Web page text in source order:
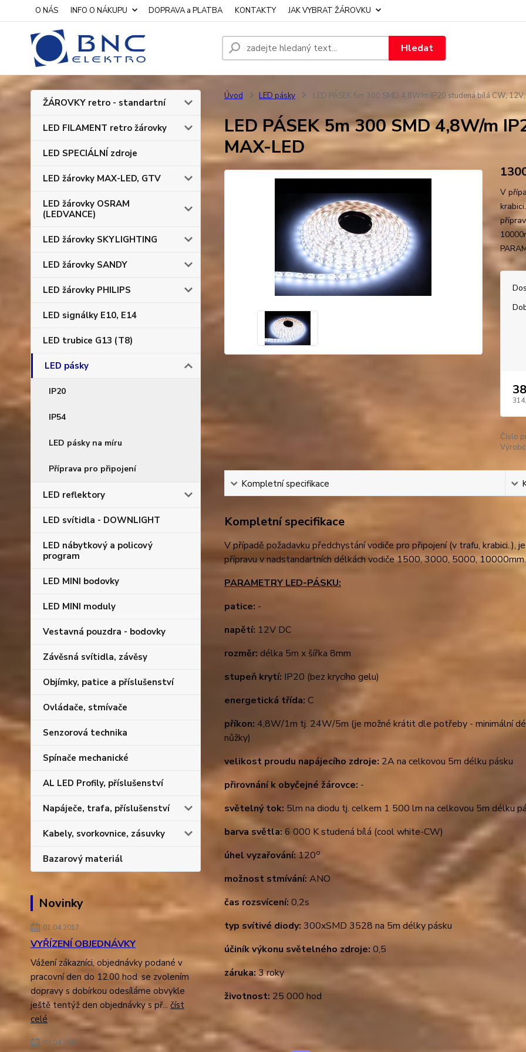
O NÁS INFO O NÁKUPU DOPRAVA a PLATBA KONTAKTY JAK VYBRAT ŽÁROVKU
Hledat
ŽÁROVKY retro - standartní
LED FILAMENT retro žárovky
LED SPECIÁLNÍ zdroje
LED žárovky MAX-LED, GTV
LED žárovky OSRAM
(LEDVANCE)
LED žárovky SKYLIGHTING
LED žárovky SANDY
LED žárovky PHILIPS
LED signálky E10, E14
LED trubice G13 (T8)
LED pásky
IP20
IP54
LED pásky na míru
Příprava pro připojení
LED reflektory
LED svítidla - DOWNLIGHT
LED nábytkový a policový
program
LED MINI bodovky
LED MINI moduly
Vestavná pouzdra - bodovky
Závěsná svítidla, závěsy
Objímky, patice a příslušenství
Ovládače, stmívače
Senzorová technika
Spínače mechanické
AL LED Profily, příslušenství
Napáječe, trafa, příslušenství
Kabely, svorkovnice, zásuvky
Bazarový materiál
Novinky
01.04.2017
VYŘÍZENÍ OBJEDNÁVKY
Vážení zákazníci, objednávky podané v
pracovní den do 12.00 hod. se zvolením
dopravy s dobírkou odesíláme obvykle
ještě tentýž den objednávky s př... číst
celé
03.04.2014
Úvod LED pásky LED PÁSEK 5m 300 SMD 4,8W/m IP20 studená bílá CW;
LED PÁSEK 5m 300 SMD 4,8W/m
MAX-LED
V
Číslo
Kompletní specifikace
Kompletní specifikace
V případě požadavku předchystání vodiče pro připojení (v trafu,
přípravu v nadstandartních délkách vodiče 1500, 3000, 5000,
PARAMETRY LED-PÁSKU:
patice: -
napětí: 12V DC
rozměr: délka 5m x šířka 8mm
stupeň krytí: IP20 (bez krycího gelu)
energetická třída: C
příkon: 4,8W/1m tj. 24W/5m (je možné krátit dle potřeby - minimální
nůžky)
velikost proudu napájecího zdroje: 2A na celkovou 5m délku pásku
přirovnání k obyčejné žárovce: -
světelný tok: 5lm na diodu tj. celkem 1 500 lm na celkovou 5m délku
barva světla: 6 000 K studená bílá (cool white-CW)
úhel vyzařování:120o
možnost stmívání: ANO
čas rozsvícení: 0,2s
typ svítivé diody: 300xSMD 3528 na 5m délky pásku
účiník výkonu světelného zdroje: 0,5
záruka:3 roky
životnost: 25 000 hod